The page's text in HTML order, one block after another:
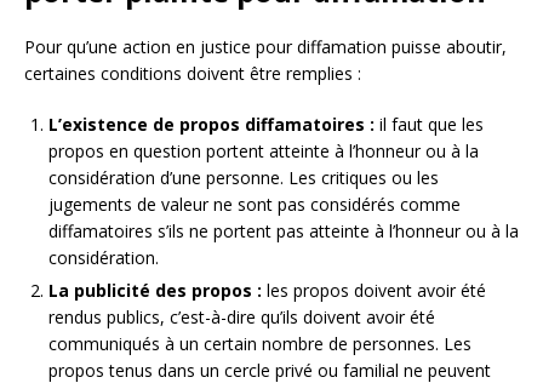
Pour qu’une action en justice pour diffamation puisse aboutir,
certaines conditions doivent être remplies :
L’existence de propos diffamatoires : il faut que les
propos en question portent atteinte à l’honneur ou à la
considération d’une personne. Les critiques ou les
jugements de valeur ne sont pas considérés comme
diffamatoires s’ils ne portent pas atteinte à l’honneur ou à la
considération.
La publicité des propos : les propos doivent avoir été
rendus publics, c’est-à-dire qu’ils doivent avoir été
communiqués à un certain nombre de personnes. Les
propos tenus dans un cercle privé ou familial ne peuvent